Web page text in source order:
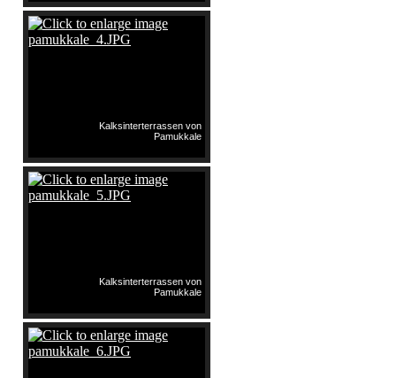
Kalksinterterrassen von
Pamukkale
Kalksinterterrassen von
Pamukkale